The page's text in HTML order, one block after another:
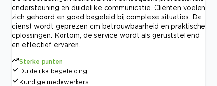
ondersteuning en duidelijke communicatie. Cliënten voelen
zich gehoord en goed begeleid bij complexe situaties. De
dienst wordt geprezen om betrouwbaarheid en praktische
oplossingen. Kortom, de service wordt als geruststellend
en effectief ervaren.
Sterke punten
Duidelijke begeleiding
Kundige medewerkers